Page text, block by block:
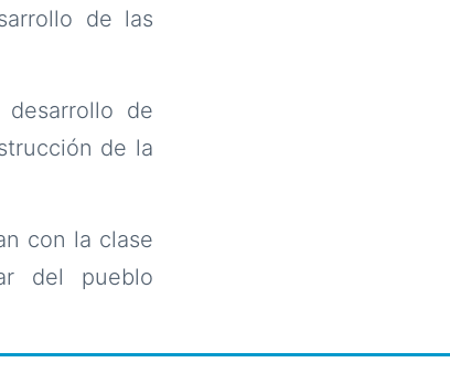
de las
de
de la
con la clase
del pueblo